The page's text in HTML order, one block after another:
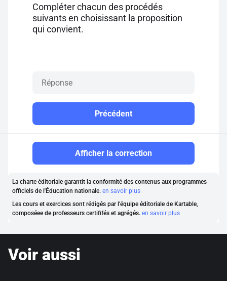
Compléter chacun des procédés
suivants en choisissant la proposition
qui convient.
Précédent
Afficher la correction
La charte éditoriale garantit la conformité des contenus aux programmes
officiels de l'Éducation nationale. en savoir plus
Les cours et exercices sont rédigés par l'équipe éditoriale de Kartable,
composéee de professeurs certififés et agrégés. en savoir plus
Voir aussi